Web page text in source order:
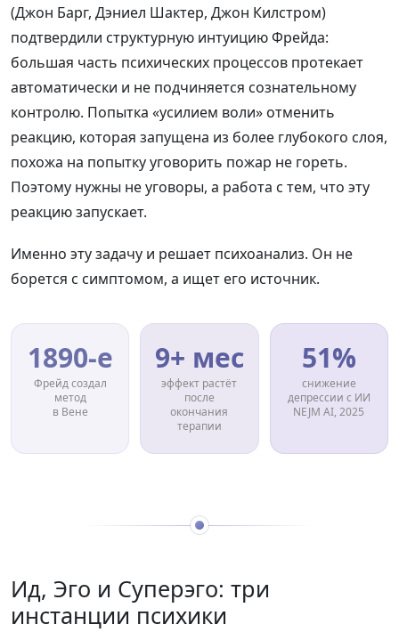
(Джон Барг, Дэниел Шактер, Джон Килстром)
подтвердили структурную интуицию Фрейда:
большая часть психических процессов протекает
автоматически и не подчиняется сознательному
контролю. Попытка «усилием воли» отменить
реакцию, которая запущена из более глубокого слоя,
похожа на попытку уговорить пожар не гореть.
Поэтому нужны не уговоры, а работа с тем, что эту
реакцию запускает.
Именно эту задачу и решает психоанализ. Он не
борется с симптомом, а ищет его источник.
1890-е
Фрейд создал
метод
в Вене
9+ мес
эффект растёт
после
окончания
терапии
51%
снижение
депрессии с ИИ
NEJM AI, 2025
Ид, Эго и Суперэго: три
инстанции психики